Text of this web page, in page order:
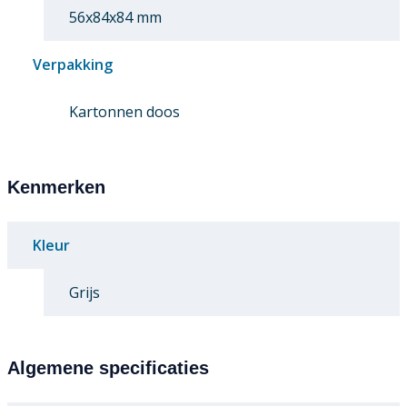
56x84x84 mm
Verpakking
Kartonnen doos
Kenmerken
Kleur
Grijs
Algemene specificaties